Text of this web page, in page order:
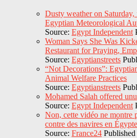
Dusty weather on Saturday,
Egyptian Meteorological
Source: Egypt Independent
Woman Says She Was
Restaurant for Praying,
Source: Egyptianstreets
“Not Decorations”:
Animal Welfare Practices
Source: Egyptianstreets
Mohamed Salah offered
Source: Egypt Independent
Non, cette vidéo ne montre
contre des navires en Égypte
Source: France24